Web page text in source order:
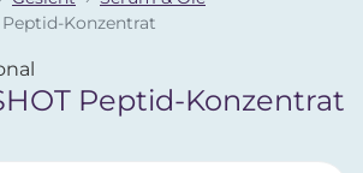
Peptid-Konzentrat
Peptid-Konzentrat